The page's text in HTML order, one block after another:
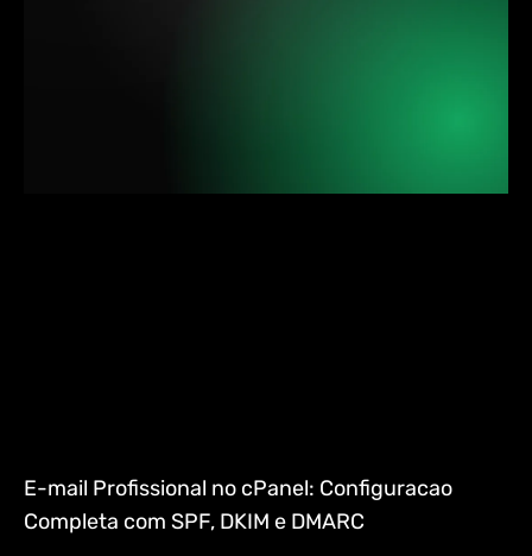
E-mail Profissional no cPanel: Configuracao
Completa com SPF, DKIM e DMARC